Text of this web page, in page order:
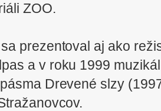
ZOO.
prezentoval aj ako
a v roku 1999
Drevené slzy